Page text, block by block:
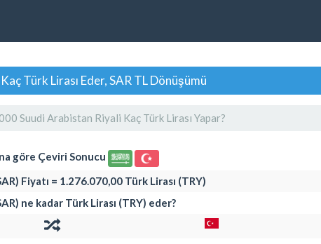
Türk Lirası Eder, SAR TL Dönüşümü
Suudi Arabistan Riyali Kaç Türk Lirası Yapar?
göre Çeviri Sonucu
Fiyatı = 1.276.070,00 Türk Lirası (TRY)
ne kadar Türk Lirası (TRY) eder?